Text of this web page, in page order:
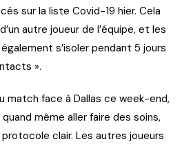
sur la liste Covid-19 hier. Cela
autre joueur de l’équipe, et les
s’isoler pendant 5 jours
».
match face à Dallas ce week-end,
même aller faire des soins,
clair. Les autres joueurs